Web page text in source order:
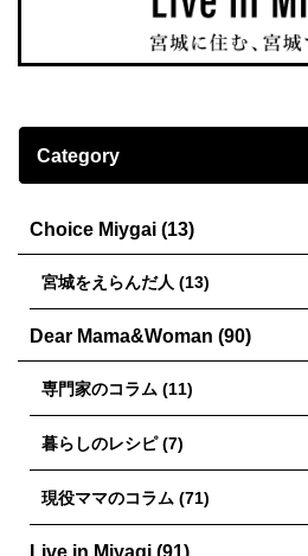
Category
Choice Miygai (13)
宮城をえらんだ人 (13)
Dear Mama&Woman (90)
専門家のコラム (11)
暮らしのレシピ (7)
現役ママのコラム (71)